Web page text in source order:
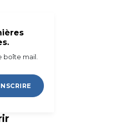
boîte mail.